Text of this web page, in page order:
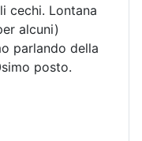
cechi. Lontana
alcuni)
parlando della
posto.